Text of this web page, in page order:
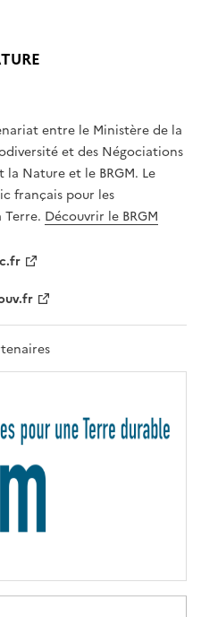
L
T
É
,
É
G
A
L
F
A
T
R
T
É
entre le Ministère de la
et des Négociations
Nature et le BRGM. Le
français pour les
Terre. Découvrir le BRGM